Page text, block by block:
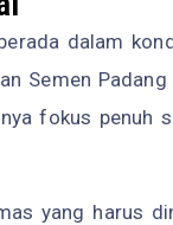
dalam
Semen Padang
fokus penuh
yang harus